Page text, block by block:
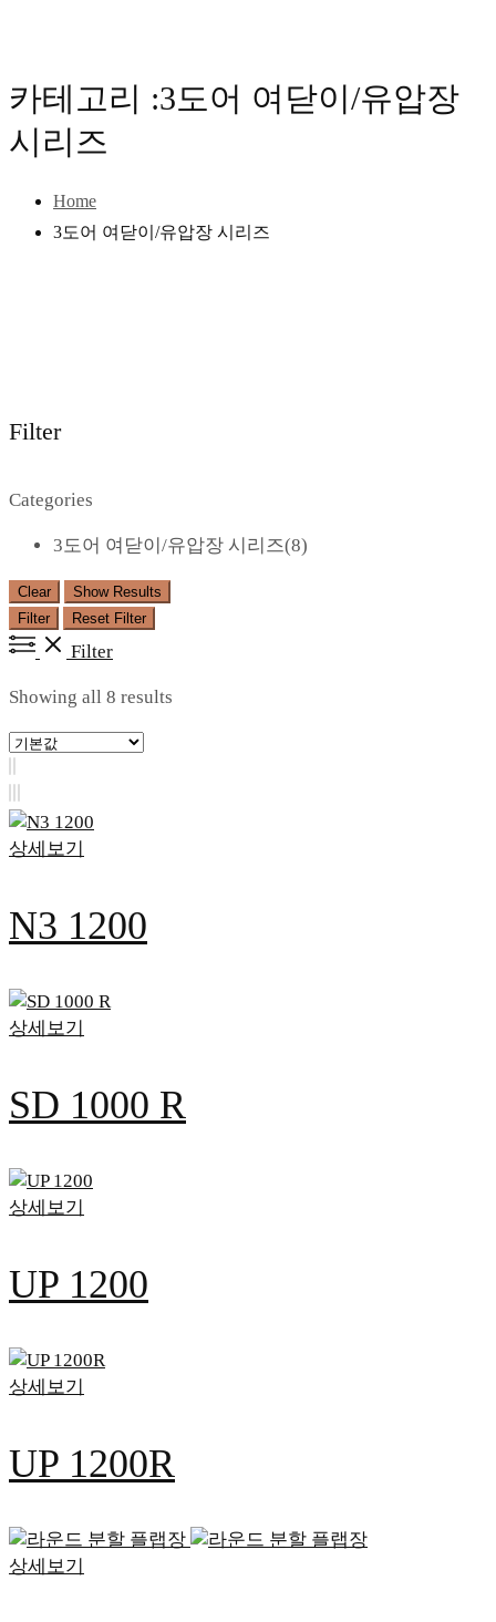
카테고리 :3도어 여닫이/유압장
시리즈
Home
3도어 여닫이/유압장 시리즈
Filter
Categories
3도어 여닫이/유압장 시리즈(8)
Clear
Show Results
Filter
Reset Filter
Filter
Showing all 8 results
상세보기
N3 1200
상세보기
SD 1000 R
상세보기
UP 1200
상세보기
UP 1200R
상세보기